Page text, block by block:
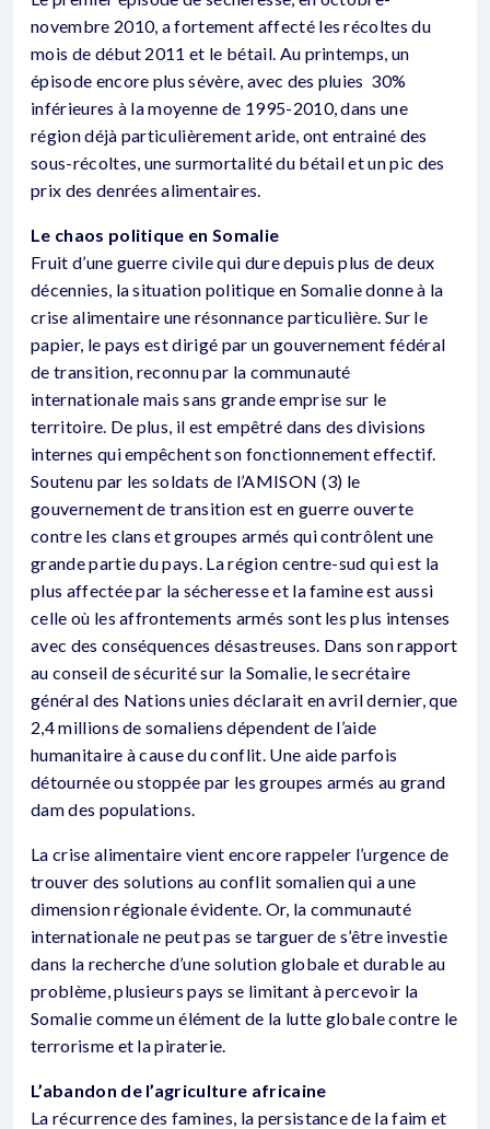
novembre 2010, a fortement affecté les récoltes du
mois de début 2011 et le bétail. Au printemps, un
épisode encore plus sévère, avec des pluies 30%
inférieures à la moyenne de 1995-2010, dans une
région déjà particulièrement aride, ont entrainé des
sous-récoltes, une surmortalité du bétail et un pic des
prix des denrées alimentaires.
Le chaos politique en Somalie
Fruit d’une guerre civile qui dure depuis plus de deux
décennies, la situation politique en Somalie donne à la
crise alimentaire une résonnance particulière. Sur le
papier, le pays est dirigé par un gouvernement fédéral
de transition, reconnu par la communauté
internationale mais sans grande emprise sur le
territoire. De plus, il est empêtré dans des divisions
internes qui empêchent son fonctionnement effectif.
Soutenu par les soldats de l’AMISON (3) le
gouvernement de transition est en guerre ouverte
contre les clans et groupes armés qui contrôlent une
grande partie du pays. La région centre-sud qui est la
plus affectée par la sécheresse et la famine est aussi
celle où les affrontements armés sont les plus intenses
avec des conséquences désastreuses. Dans son rapport
au conseil de sécurité sur la Somalie, le secrétaire
général des Nations unies déclarait en avril dernier, que
2,4 millions de somaliens dépendent de l’aide
humanitaire à cause du conflit. Une aide parfois
détournée ou stoppée par les groupes armés au grand
dam des populations.
La crise alimentaire vient encore rappeler l’urgence de
trouver des solutions au conflit somalien qui a une
dimension régionale évidente. Or, la communauté
internationale ne peut pas se targuer de s’être investie
dans la recherche d’une solution globale et durable au
problème, plusieurs pays se limitant à percevoir la
Somalie comme un élément de la lutte globale contre le
terrorisme et la piraterie.
L’abandon de l’agriculture africaine
La récurrence des famines, la persistance de la faim et